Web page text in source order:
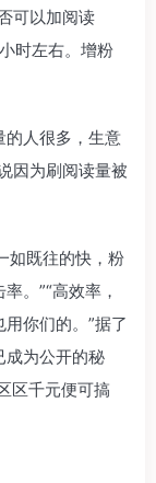
可以加阅读
时左右。增粉
人很多，生意
因为刷阅读量被
既往的快，粉
。”“高效率，
你们的。”据了
成为公开的秘
区千元便可搞